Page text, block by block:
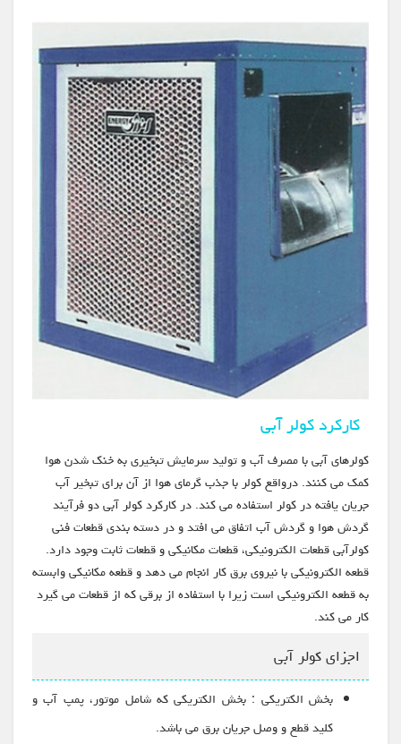
کارکرد کولر آبی
کولرهای آبی با مصرف آب و تولید سرمایش تبخیری به خنک شدن هوا
کمک می کنند. درواقع کولر با جذب گرمای هوا از آن برای تبخیر آب
جریان یافته در کولر استفاده می کند. در کارکرد کولر آبی دو فرآیند
گردش هوا و گردش آب اتفاق می افتد و در دسته بندی قطعات فنی
کولرآبی قطعات الکترونیکی، قطعات مکانیکی و قطعات ثابت وجود دارد.
قطعه الکترونیکی با نیروی برق کار انجام می دهد و قطعه مکانیکی وابسته
به قطعه الکترونیکی است زیرا با استفاده از برقی که از قطعات می گیرد
کار می کند.
اجزای کولر آبی
بخش الکتریکی : بخش الکتریکی که شامل موتور، پمپ آب و
کلید قطع و وصل جریان برق می باشد.